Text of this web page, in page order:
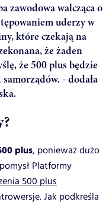
zawodowa walcząca o
uderzy w
które czekają na
że żaden
że 500 plus będzie
- dodała
plus, ponieważ dużo
Platformy
500 plus
Jak podkreśla